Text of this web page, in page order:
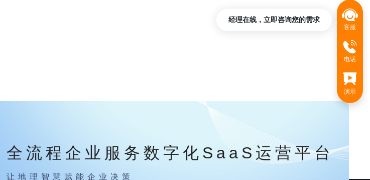
全流程企业服务数字化SaaS运营平台
让地理智慧赋能企业决策
客服
电话
演示
经理在线，立即咨询您的需求